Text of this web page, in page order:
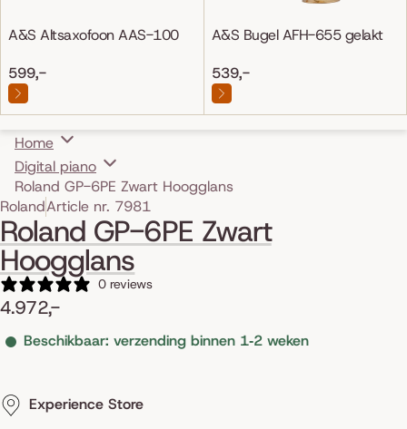
A&S Altsaxofoon AAS-100
599,-
A&S Bugel AFH-655 gelakt
539,-
Home
Digital piano
Roland GP-6PE Zwart Hoogglans
Skip to product information
RolandArticle nr. 7981
Roland GP-6PE Zwart
Hoogglans
0 reviews
4.972,-
Beschikbaar: verzending binnen 1‑2 weken
Experience Store